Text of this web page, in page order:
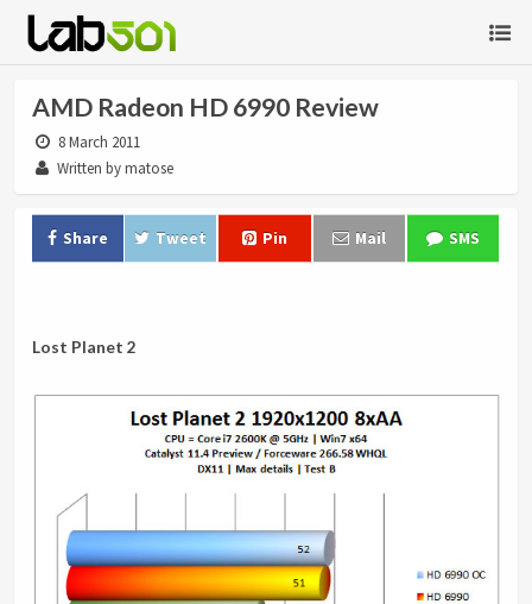
AMD Radeon HD 6990 Review
8 March 2011
Written by matose
Share Tweet Pin Mail SMS
Lost Planet 2